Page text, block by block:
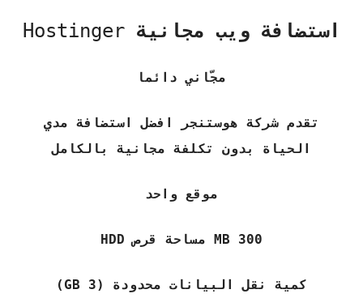
استضافة ويب مجانية Hostinger
مجّاني دائما
تقدم شركة هوستنجر افضل استضافة مدي
الحياة بدون تكلفة مجانية بالكامل
موقع واحد
300 MB مساحة قرص HDD
كمية نقل البيانات محدودة (3 GB)